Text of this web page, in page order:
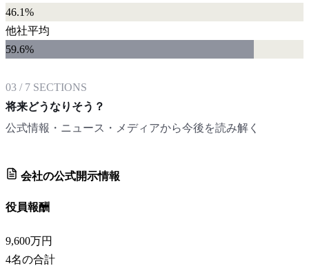
46.1%
他社平均
59.6%
03 / 7 SECTIONS
将来どうなりそう？
公式情報・ニュース・メディアから今後を読み解く
会社の公式開示情報
役員報酬
9,600万円
4名の合計